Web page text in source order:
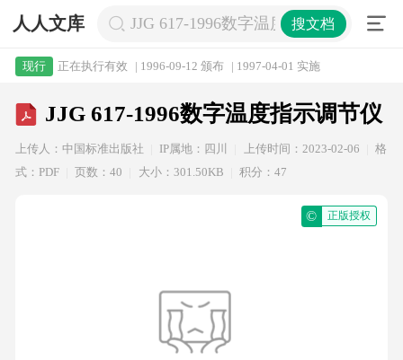
人人文库 JJG 617-1996数字温度指示调节仪
搜文档
现行 正在执行有效 | 1996-09-12 颁布 | 1997-04-01 实施
JJG 617-1996数字温度指示调节仪
上传人：中国标准出版社 IP属地：四川 上传时间：2023-02-06
格
式：PDF
页数：40 大小：301.50KB 积分：47
© 正版授权